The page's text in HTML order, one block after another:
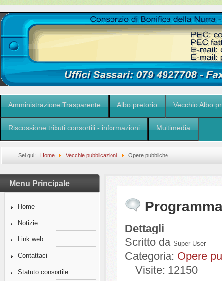
Amministrazione Trasparente Albo pretorio Vecchio Albo
Riscossione tributi consortili - informazioni Multimedia
Sei qui: Home Vecchie pubblicazioni Opere pubbliche
Menu Principale
Home
Notizie
Link web
Contattaci
Statuto consortile
Dettagli
Scritto da Super User
Categoria: Opere
Visite: 12150